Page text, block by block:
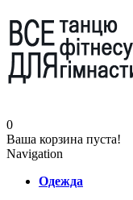
0
Ваша корзина пуста!
Navigation
Одежда